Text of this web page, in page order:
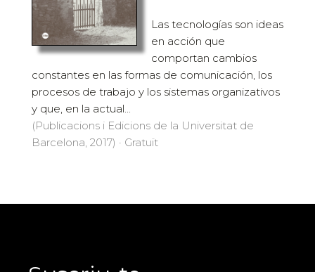
Las tecnologías son ideas
en acción que
comportan cambios
constantes en las formas de comunicación, los
procesos de trabajo y los sistemas organizativos
y que, en la actual...
(Publicacions i Edicions de la Universitat de
Barcelona, 2017) · Gratuït